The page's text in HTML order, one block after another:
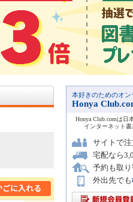
本好きのためのオン
Honya
Honya Club.comは日
インターネット書
サイトで
宅配なら
予約も取り
外出先でも